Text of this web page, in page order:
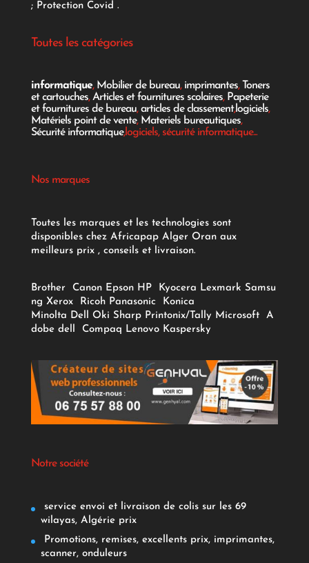
; Protection Covid .
Toutes les catégories
informatique, Mobilier de bureau, imprimantes, Toners
et cartouches,Articles et fournitures scolaires, Papeterie
et fournitures de bureau,articles de classement,logiciels,
Matériels point de vente, Materiels bureautiques,
Sécurité informatique,logiciels, sécurité informatique...
Nos marques
Toutes les marques et les technologies sont
disponibles chez Africapap Alger Oran aux
meilleurs prix , conseils et livraison.
Brother Canon Epson HP Kyocera Lexmark Samsu
ng Xerox Ricoh Panasonic
Konica
Minolta Dell Oki Sharp Printonix/Tally Microsoft
A
dobe dell Compaq Lenovo Kaspersky
Notre société
service envoi et livraison de colis sur les 69
wilayas, Algérie prix
Promotions, remises, excellents prix, imprimantes,
scanner, onduleurs